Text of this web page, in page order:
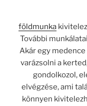
földmunka
További
Akár egy
varázsolni a
gondolkozol,
elvégzése, ami
könnyen